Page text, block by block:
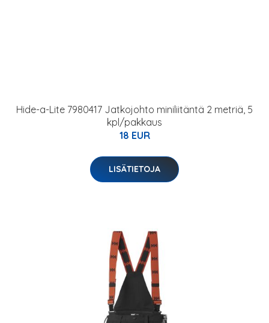
Hide-a-Lite 7980417 Jatkojohto miniliitäntä 2 metriä, 5
kpl/pakkaus
18 EUR
LISÄTIETOJA